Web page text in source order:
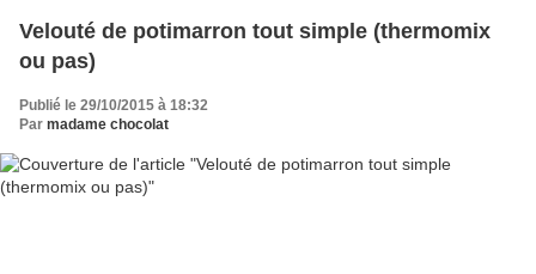
Velouté de potimarron tout simple (thermomix
ou pas)
Publié le 29/10/2015 à 18:32
Par madame chocolat